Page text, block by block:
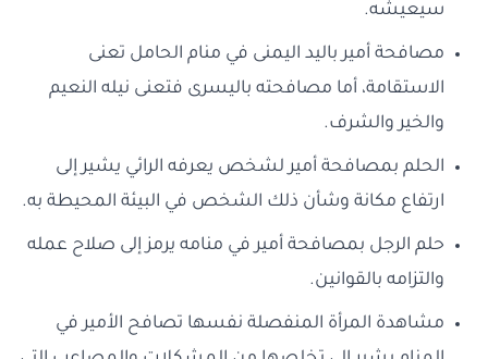
سيعيشه.
مصافحة أمير باليد اليمنى في منام الحامل تعنى
الاستقامة، أما مصافحته باليسرى فتعنى نيله النعيم
والخير والشرف.
الحلم بمصافحة أمير لشخص يعرفه الرائي يشير إلى
ارتفاع مكانة وشأن ذلك الشخص في البيئة المحيطة به.
حلم الرجل بمصافحة أمير في منامه يرمز إلى صلاح عمله
والتزامه بالقوانين.
مشاهدة المرأة المنفصلة نفسها تصافح الأمير في